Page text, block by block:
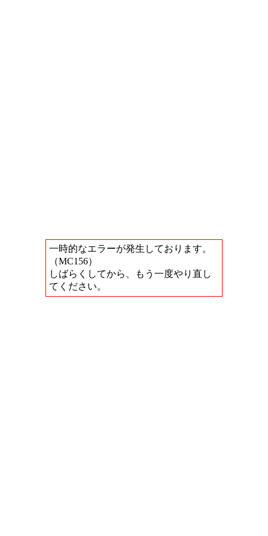
一時的なエラーが発生しております。
（MC156）
しばらくしてから、もう一度やり直し
てください。